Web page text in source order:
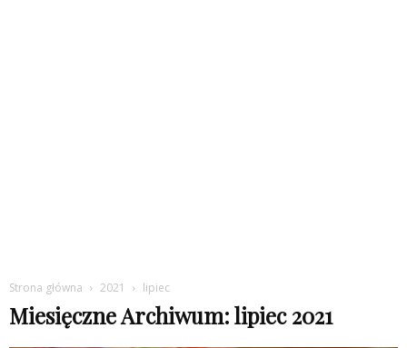
Strona główna 2021 lipiec
Miesięczne Archiwum: lipiec 2021